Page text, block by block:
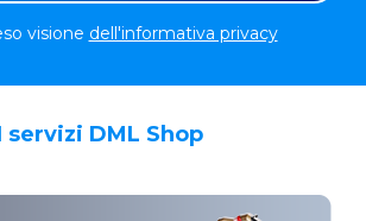
visione dell'informativa privacy
servizi DML Shop